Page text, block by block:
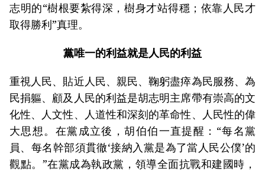
志明的“樹根要紮得深，樹身才站得穩；依靠人民才
取得勝利”真理。
黨唯一的利益就是人民的利益
重視人民、貼近人民、親民、鞠躬盡瘁為民服務、為
民捐軀、顧及人民的利益是胡志明主席帶有崇高的文
化性、人文性、人道性和深刻的革命性、人民性的偉
大思想。在黨成立後，胡伯伯一直提醒：“每名黨
員、每名幹部須貫徹‘接納入黨是為了當人民公僕’的
觀點。”在黨成為執政黨，領導全面抗戰和建國時，